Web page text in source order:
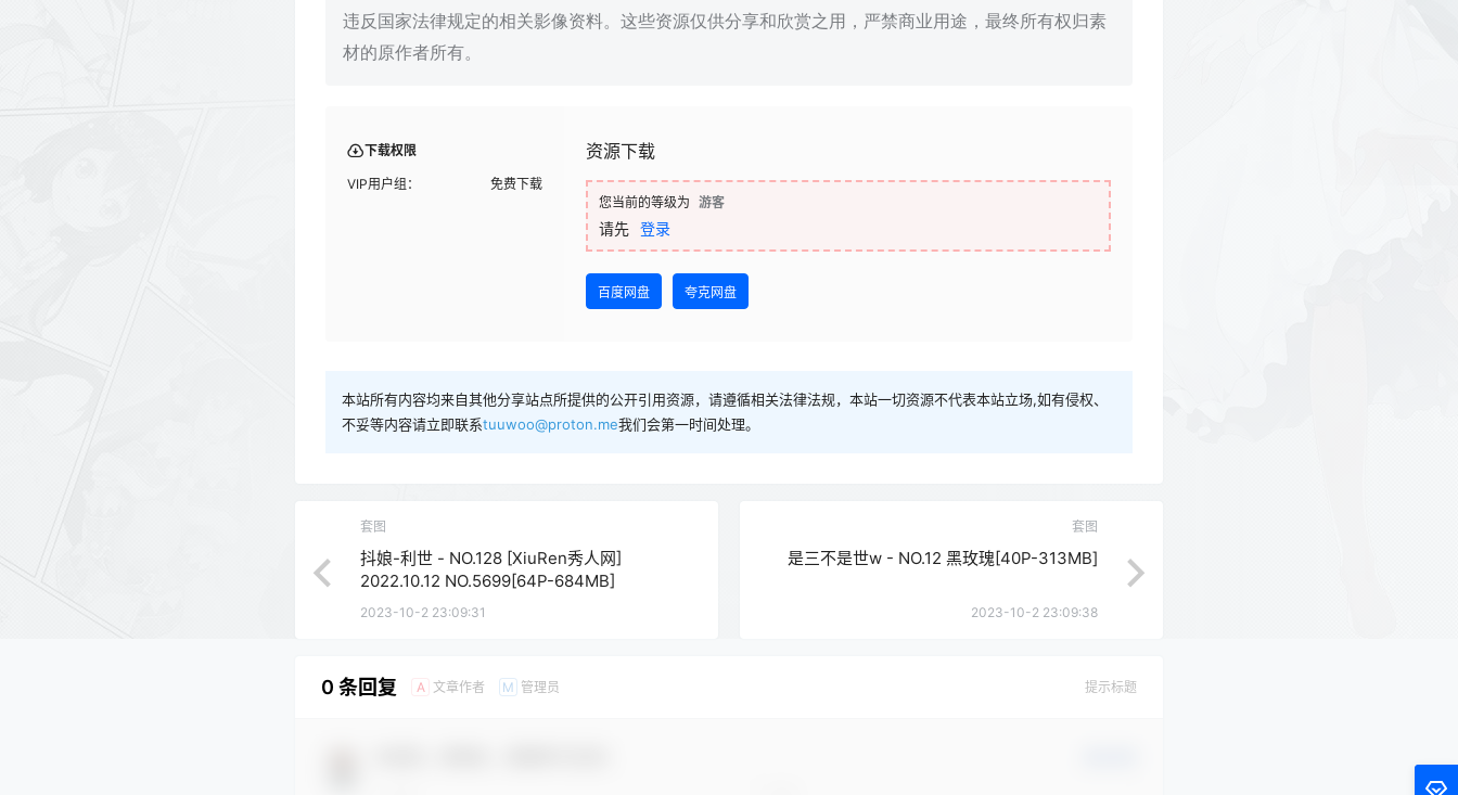
违反国家法律规定的相关影像资料。这些资源仅供分享和欣赏之用，严禁商业用途，最终所有权归素
材的原作者所有。
下载权限
VIP用户组： 免费下载
资源下载
您当前的等级为 游客
请先 登录
百度网盘 夸克网盘
本站所有内容均来自其他分享站点所提供的公开引用资源，请遵循相关法律法规，本站一切资源不代表本站立场,如有侵权、
不妥等内容请立即联系tuuwoo@proton.me我们会第一时间处理。
套图
抖娘-利世 - NO.128 [XiuRen秀人网]
2022.10.12 NO.5699[64P-684MB]
2023-10-2 23:09:31
套图
是三不是世w - NO.12 黑玫瑰[40P-313MB]
2023-10-2 23:09:38
0 条回复 A 文章作者 M 管理员 提示标题